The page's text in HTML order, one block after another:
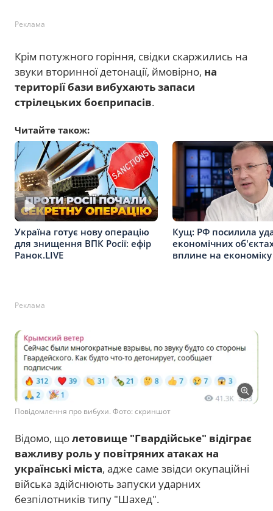
Реклама
Крім потужного горіння, свідки скаржились на
звуки вторинної детонації, ймовірно, на
території бази вибухають запаси
стрілецьких боєприпасів.
Читайте також:
Україна готує нову операцію
для знищення ВПК Росії: ефір
Ранок.LIVE
Кущ: РФ посилила
економічних
вплине на
Реклама
Повідомлення про вибухи. Фото: скриншот
Відомо, щолетовище "Гвардійське" відіграє
важливу роль у повітряних атаках на
українські міста, адже саме звідси окупаційні
війська здійснюють запуски ударних
безпілотників типу "Шахед".